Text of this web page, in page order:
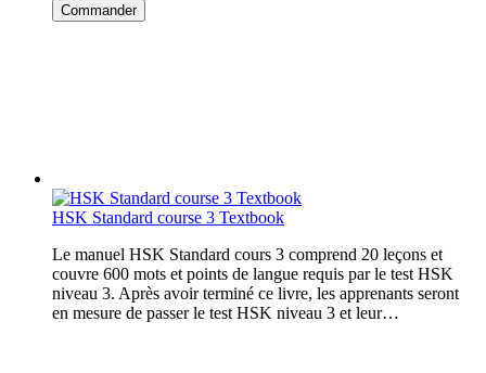
Commander
HSK Standard course 3 Textbook
Le manuel HSK Standard cours 3 comprend 20 leçons et
couvre 600 mots et points de langue requis par le test HSK
niveau 3. Après avoir terminé ce livre, les apprenants seront
en mesure de passer le test HSK niveau 3 et leur…